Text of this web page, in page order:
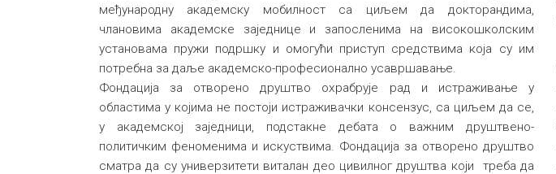
међународну академску мобилност са циљем да докторандима,
члановима академске заједнице и запосленима на високошколским
установама пружи подршку и омогући приступ средствима која су им
потребна за даље академско-професионално усавршавање.
Фондација за отворено друштво охрабрује рад и истраживање у
областима у којима не постоји истраживачки консензус, са циљем да се,
у академској заједници, подстакне дебата о важним друштвено-
политичким феноменима и искуствима. Фондација за отворено друштво
сматра да су универзитети виталан део цивилног друштва који треба да